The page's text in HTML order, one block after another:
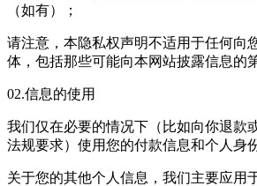
（如有）；
请注意，本隐私权声明不适用于任何向
体，包括那些可能向本网站披露信息的
02.信息的使用
我们仅在必要的情况下（比如向你退款
法规要求）使用您的付款信息和个人身
关于您的其他个人信息，我们主要应用